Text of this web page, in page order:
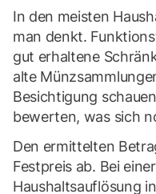
In den meisten
man denkt.
gut erhaltene
alte
Besichtigung
bewerten, was sich
Den ermittelten
Festpreis ab. Bei
Haushaltsauflösung